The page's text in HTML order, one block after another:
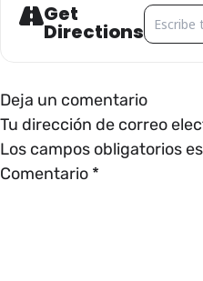
Get
Directions
Address -
Deja un comentario
Tu dirección de correo
Los campos obligatorios
Comentario *